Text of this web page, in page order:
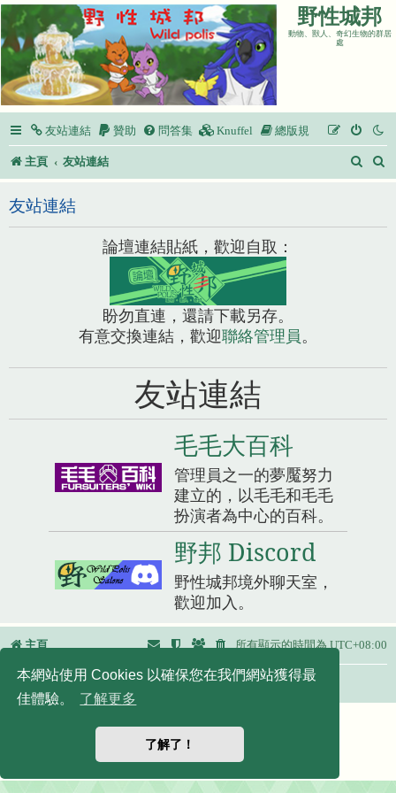
本網站使用 Cookies 以確保您在我們網站獲得最
佳體驗。
了解更多
了解了！
野性城邦
動物、獸人、奇幻生物的群居
處
友站連結 贊助 問答集 Knuffel 總版規
主頁 友站連結
搜
友站連結
論壇連結貼紙，歡迎自取：
盼勿直連，還請下載另存。
有意交換連結，歡迎聯絡管理員。
友站連結
毛毛大百科
管理員之一的夢魘努力
建立的，以毛毛和毛毛
扮演者為中心的百科。
野邦 Discord
野性城邦境外聊天室，
歡迎加入。
主頁 所有顯示的時間為 UTC+08:00
友站連結：
默認頭像擴展© 2017, 2018 - 3Di
隱私|條款